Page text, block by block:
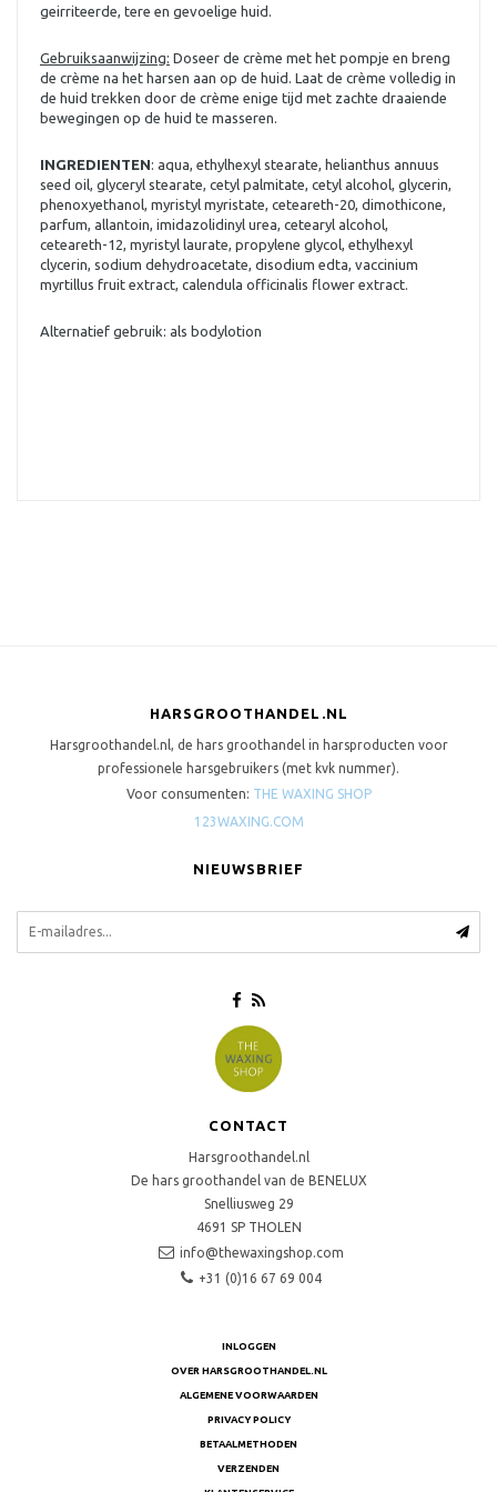
geirriteerde, tere en gevoelige huid.
Gebruiksaanwijzing: Doseer de crème met het pompje en breng
de crème na het harsen aan op de huid. Laat de crème volledig in
de huid trekken door de crème enige tijd met zachte draaiende
bewegingen op de huid te masseren.
INGREDIENTEN: aqua, ethylhexyl stearate, helianthus annuus
seed oil, glyceryl stearate, cetyl palmitate, cetyl alcohol, glycerin,
phenoxyethanol, myristyl myristate, ceteareth-20, dimothicone,
parfum, allantoin, imidazolidinyl urea, cetearyl alcohol,
ceteareth-12, myristyl laurate, propylene glycol, ethylhexyl
clycerin, sodium dehydroacetate, disodium edta, vaccinium
myrtillus fruit extract, calendula officinalis flower extract.
Alternatief gebruik: als bodylotion
HARSGROOTHANDEL.NL
Harsgroothandel.nl, de hars groothandel in harsproducten voor
professionele harsgebruikers (met kvk nummer).
Voor consumenten: THE WAXING SHOP
123WAXING.COM
NIEUWSBRIEF
CONTACT
Harsgroothandel.nl
De hars groothandel van de BENELUX
Snelliusweg 29
4691 SP THOLEN
info@thewaxingshop.com
+31 (0)16 67 69 004
INLOGGEN
OVER HARSGROOTHANDEL.NL
ALGEMENE VOORWAARDEN
PRIVACY POLICY
BETAALMETHODEN
VERZENDEN